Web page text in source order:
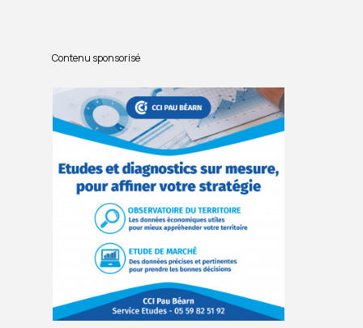
Contenu sponsorisé